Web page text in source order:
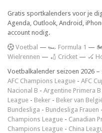
Gratis sportkalenders voor je
Agenda, Outlook, Android,
account nodig.
Voetbal — 🏎️ Formula 1 — 🏍
Wielrennen — 🏏 Cricket — 🏑
Voetbalkalender seizoen 2026 –
AFC Champions League - AFC
Nacional B - Argentine Primera B
League - Beker - Beker van
Bundesliga - Bundesliga Frauen -
Champions League - Canadian
Champions League - China